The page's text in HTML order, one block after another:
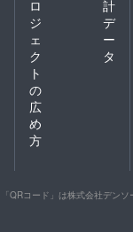
ロ
ジ
ェ
ク
ト
の
広
め
方
計
デ
ー
タ
「QRコード」は株式会社デン